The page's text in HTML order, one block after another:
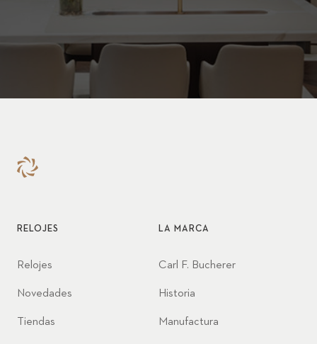
RELOJES
Relojes
Novedades
Tiendas
LA MARCA
Carl F. Bucherer
Historia
Manufactura